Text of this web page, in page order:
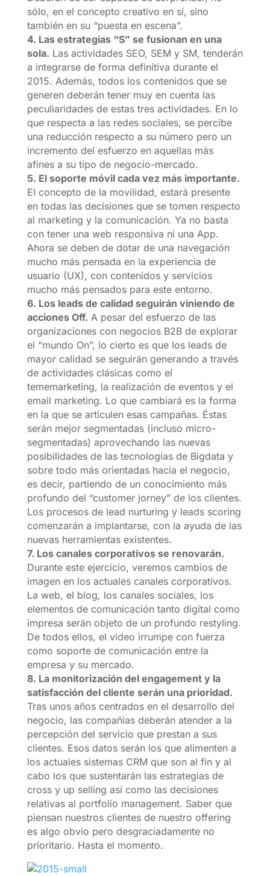
sólo, en el concepto creativo en sí, sino
también en su “puesta en escena”.
4. Las estrategias “S” se fusionan en una
sola. Las actividades SEO, SEM y SM, tenderán
a integrarse de forma definitiva durante el
2015. Además, todos los contenidos que se
generen deberán tener muy en cuenta las
peculiaridades de estas tres actividades. En lo
que respecta a las redes sociales, se percibe
una reducción respecto a su número pero un
incremento del esfuerzo en aquellas más
afines a su tipo de negocio-mercado.
5. El soporte móvil cada vez más importante.
El concepto de la movilidad, estará presente
en todas las decisiones que se tomen respecto
al marketing y la comunicación. Ya no basta
con tener una web responsiva ni una App.
Ahora se deben de dotar de una navegación
mucho más pensada en la experiencia de
usuario (UX), con contenidos y servicios
mucho más pensados para este entorno.
6. Los leads de calidad seguirán viniendo de
acciones Off. A pesar del esfuerzo de las
organizaciones con negocios B2B de explorar
el “mundo On”, lo cierto es que los leads de
mayor calidad se seguirán generando a través
de actividades clásicas como el
tememarketing, la realización de eventos y el
email marketing. Lo que cambiará es la forma
en la que se articulen esas campañas. Éstas
serán mejor segmentadas (incluso micro-
segmentadas) aprovechando las nuevas
posibilidades de las tecnologías de Bigdata y
sobre todo más orientadas hacia el negocio,
es decir, partiendo de un conocimiento más
profundo del “customer jorney” de los clientes.
Los procesos de lead nurturing y leads scoring
comenzarán a implantarse, con la ayuda de las
nuevas herramientas existentes.
7. Los canales corporativos se renovarán.
Durante este ejercicio, veremos cambios de
imagen en los actuales canales corporativos.
La web, el blog, los canales sociales, los
elementos de comunicación tanto digital como
impresa serán objeto de un profundo restyling.
De todos ellos, el video irrumpe con fuerza
como soporte de comunicación entre la
empresa y su mercado.
8. La monitorización del engagement y la
satisfacción del cliente serán una prioridad.
Tras unos años centrados en el desarrollo del
negocio, las compañías deberán atender a la
percepción del servicio que prestan a sus
clientes. Esos datos serán los que alimenten a
los actuales sistemas CRM que son al fin y al
cabo los que sustentarán las estrategias de
cross y up selling así como las decisiones
relativas al portfolio management. Saber que
piensan nuestros clientes de nuestro offering
es algo obvio pero desgraciadamente no
prioritario. Hasta el momento.